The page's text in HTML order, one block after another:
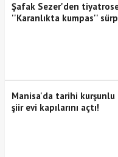
Şafak Sezer'den
''Karanlıkta kumpas''
Manisa'da tarihi kurşunlu
şiir evi kapılarını açtı!